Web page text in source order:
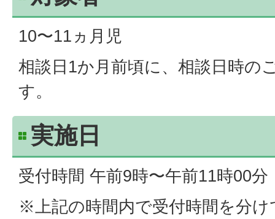
10〜11ヵ月児
相談日1か月前頃に、相談日時の
す。
実施日
受付時間 午前9時〜午前11時00分
※上記の時間内で受付時間を分